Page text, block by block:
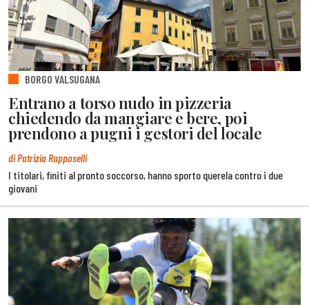
BORGO VALSUGANA
Entrano a torso nudo in pizzeria
chiedendo da mangiare e bere, poi
prendono a pugni i gestori del locale
di Patrizia Rapposelli
I titolari, finiti al pronto soccorso, hanno sporto querela contro i due
giovani